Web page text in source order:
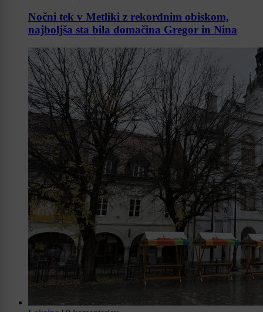
Nočni tek v Metliki z rekordnim obiskom,
najboljša sta bila domačina Gregor in Nina